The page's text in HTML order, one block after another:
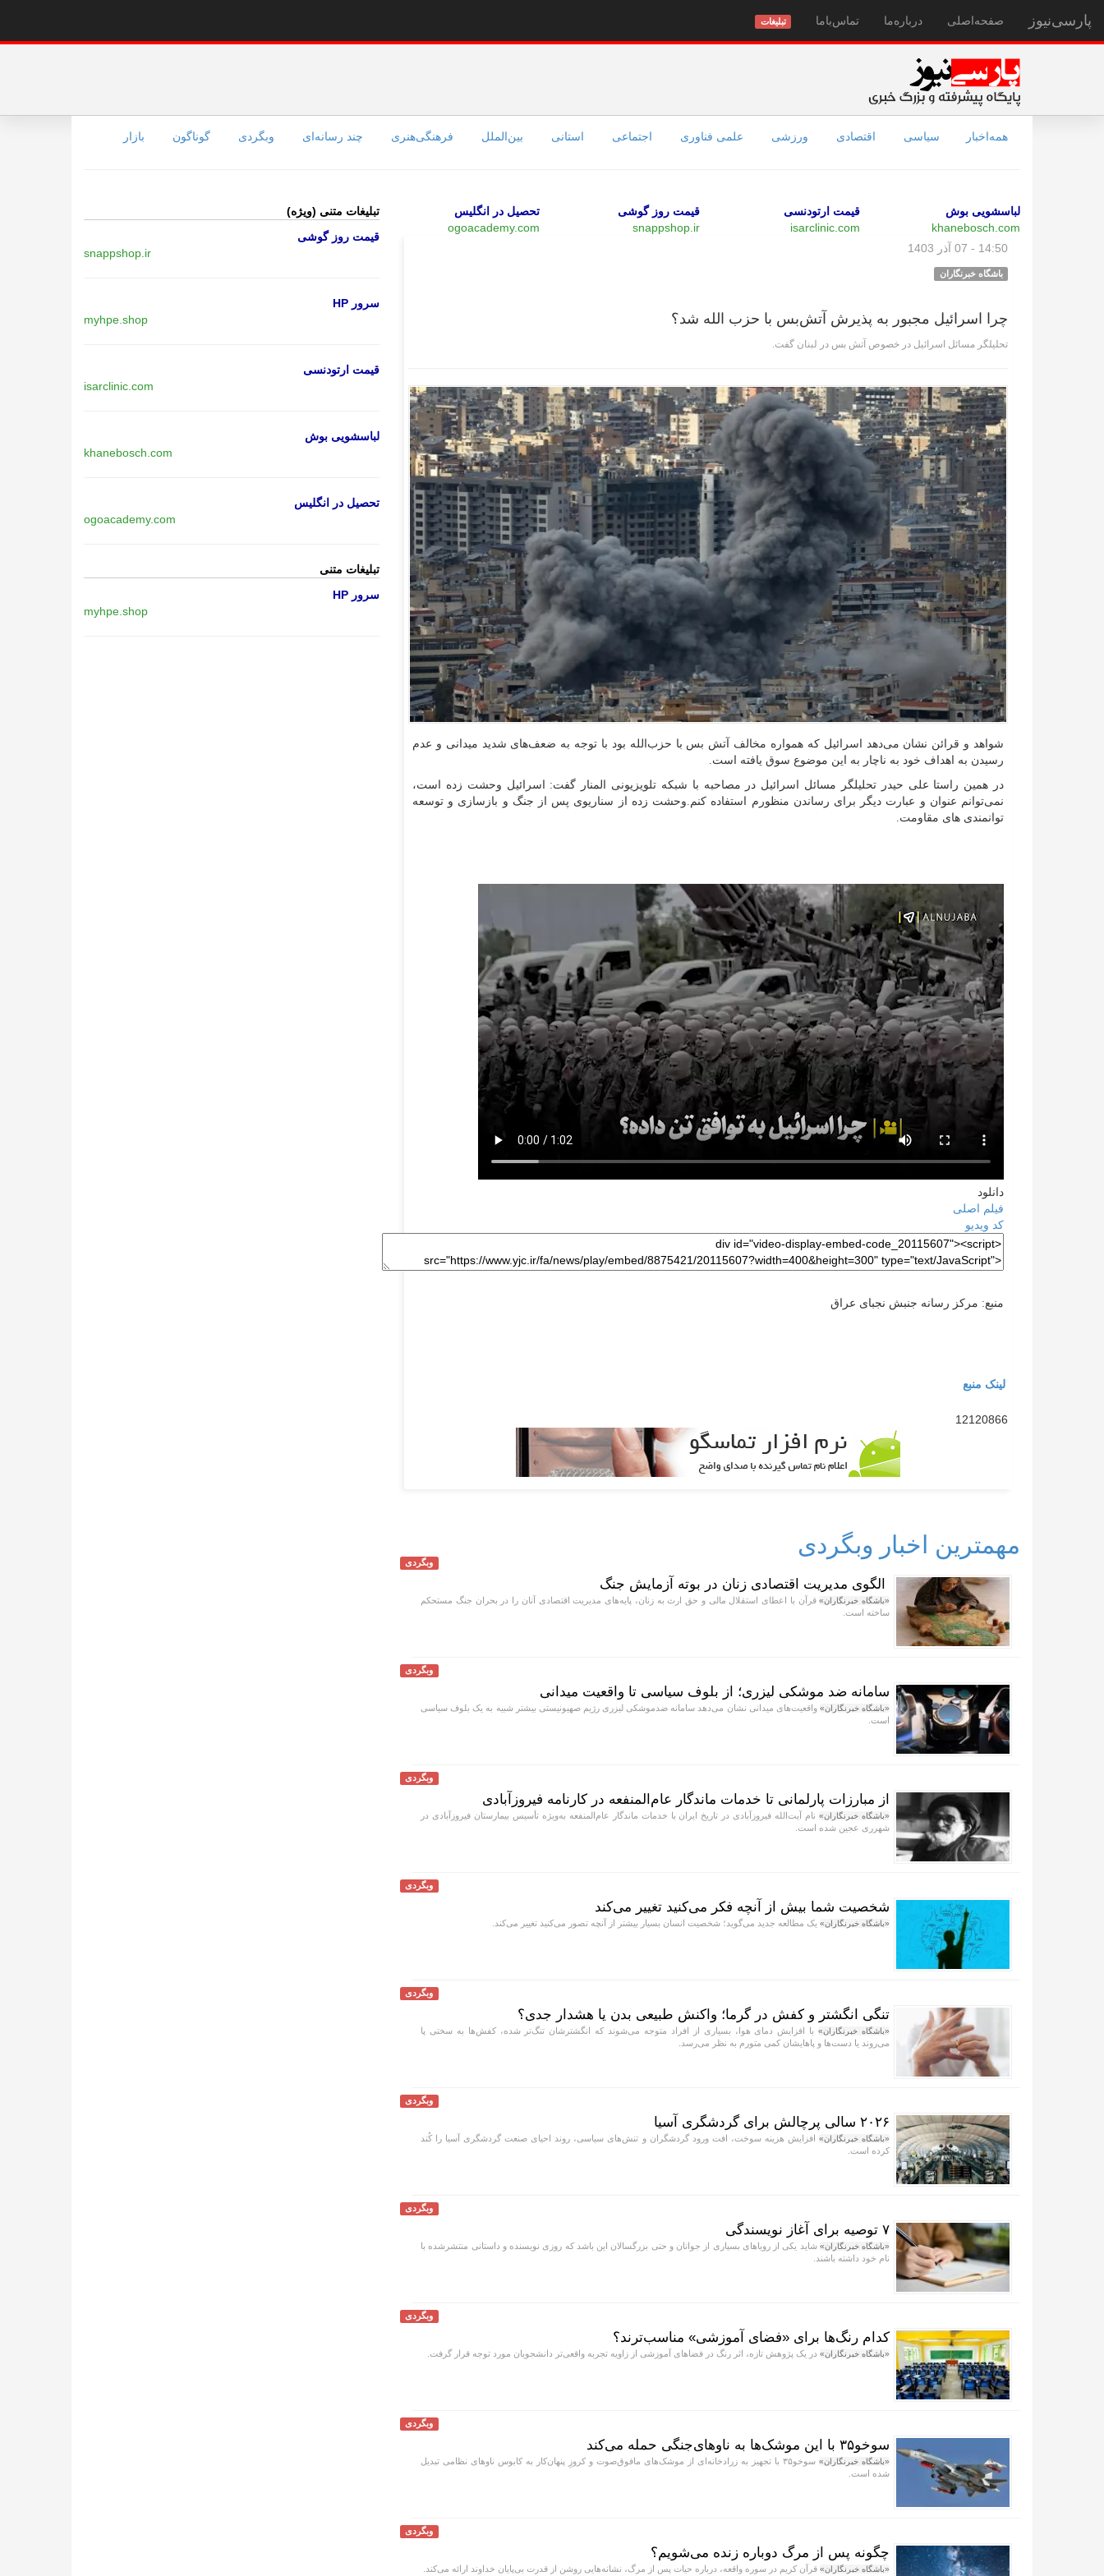
پارسی‌نیوز صفحه‌اصلی درباره‌ما تماس‌با‌ما تبلیغات
همه‌اخبار سیاسی اقتصادی ورزشی علمی فناوری اجتماعی استانی بین‌الملل فرهنگی‌هنری چند رسانه‌ای وبگردی گوناگون بازار
لباسشویی بوش
khanebosch.com
قیمت ارتودنسی
isarclinic.com
قیمت روز گوشی
snappshop.ir
تحصیل در انگلیس
ogoacademy.com
14:50 - 07 آذر 1403
باشگاه خبرنگاران
چرا اسرائیل مجبور به پذیرش آتش‌بس با حزب الله شد؟
تحلیلگر مسائل اسرائیل در خصوص آتش بس در لبنان گفت.
شواهد و قرائن نشان می‌دهد اسرائیل که همواره مخالف آتش بس با حزب‌الله بود با توجه به ضعف‌های شدید میدانی و عدم
رسیدن به اهداف خود به ناچار به این موضوع سوق یافته است.
در همین راستا علی حیدر تحلیلگر مسائل اسرائیل در مصاحبه با شبکه تلویزیونی المنار گفت: اسرائیل وحشت زده است،
نمی‌توانم عنوان و عبارت دیگر برای رساندن منظورم استفاده کنم.وحشت زده از سناریوی پس از جنگ و بازسازی و توسعه
توانمندی های مقاومت.
دانلود
فیلم اصلی
کد ویدیو
منبع: مرکز رسانه جنبش نجبای عراق
لینک منبع
12120866
مهمترین اخبار وبگردی
وبگردی
الگوی مدیریت اقتصادی زنان در بوته آزمایش جنگ
«باشگاه خبرنگاران»قرآن با اعطای استقلال مالی و حق ارث به زنان، پایه‌های مدیریت اقتصادی آنان را در بحران جنگ مستحکم
ساخته است.
وبگردی
سامانه ضد موشکی لیزری؛ از بلوف سیاسی تا واقعیت میدانی
«باشگاه خبرنگاران» واقعیت‌های میدانی نشان می‌دهد سامانه ضدموشکی لیزری رژیم صهیونیستی بیشتر شبیه به یک بلوف سیاسی
است.
وبگردی
از مبارزات پارلمانی تا خدمات ماندگار عام‌المنفعه در کارنامه فیروزآبادی
«باشگاه خبرنگاران»نام آیت‌الله فیروزآبادی در تاریخ ایران با خدمات ماندگار عام‌المنفعه به‌ویژه تأسیس بیمارستان فیروزآبادی در
شهرری عجین شده است.
وبگردی
شخصیت شما بیش از آنچه فکر می‌کنید تغییر می‌کند
«باشگاه خبرنگاران» یک مطالعه جدید می‌گوید؛ شخصیت انسان بسیار بیشتر از آنچه تصور می‌کنید تغییر می‌کند.
وبگردی
تنگی انگشتر و کفش در گرما؛ واکنش طبیعی بدن یا هشدار جدی؟
«باشگاه خبرنگاران»با افزایش دمای هوا، بسیاری از افراد متوجه می‌شوند که انگشترشان تنگ‌تر شده، کفش‌ها به سختی پا
می‌روند یا دست‌ها و پاهایشان کمی متورم به نظر می‌رسد.
وبگردی
۲۰۲۶ سالی پرچالش برای گردشگری آسیا
«باشگاه خبرنگاران» افزایش هزینه سوخت، افت ورود گردشگران و تنش‌های سیاسی، روند احیای صنعت گردشگری آسیا را کُند
کرده است.
وبگردی
۷ توصیه برای آغاز نویسندگی
«باشگاه خبرنگاران» شاید یکی از رویا‌های بسیاری از جوانان و حتی بزرگسالان این باشد که روزی نویسنده و داستانی منتشرشده با
نام خود داشته باشند.
وبگردی
کدام رنگ‌ها برای «فضای آموزشی» مناسب‌ترند؟
«باشگاه خبرنگاران» در یک پژوهش تازه، اثر رنگ در فضا‌های آموزشی از زاویه تجربه واقعی‌تر دانشجویان مورد توجه قرار گرفت.
وبگردی
سوخو۳۵ با این موشک‌ها به ناوهای‌جنگی حمله می‌کند
«باشگاه خبرنگاران»
سوخو۳۵ با تجهیز به زرادخانه‌ای از موشک‌های مافوق‌صوت و کروزِ پنهان‌کار به کابوس ناو‌های نظامی تبدیل
شده است.
وبگردی
چگونه پس از مرگ دوباره زنده می‌شویم؟
«باشگاه خبرنگاران» قرآن کریم در سوره واقعه، درباره حیات پس از مرگ، نشانه‌هایی روشن از قدرت بی‌پایان خداوند ارائه می‌کند.
تبلیغات متنی (ویژه)
قیمت روز گوشی
snappshop.ir
سرور HP
myhpe.shop
قیمت ارتودنسی
isarclinic.com
لباسشویی بوش
khanebosch.com
تحصیل در انگلیس
ogoacademy.com
تبلیغات متنی
سرور HP
myhpe.shop